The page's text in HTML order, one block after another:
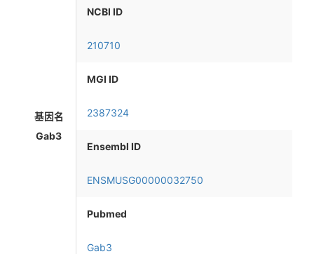
基因名
Gab3
NCBI ID
210710
MGI ID
2387324
Ensembl ID
ENSMUSG00000032750
Pubmed
Gab3